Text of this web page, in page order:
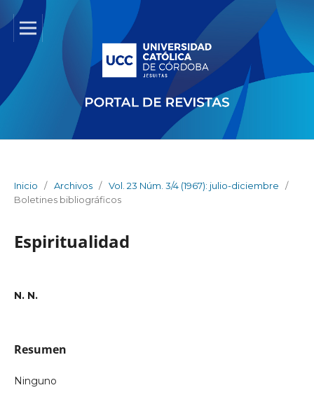
Inicio / Archivos / Vol. 23 Núm. 3/4 (1967): julio-diciembre
/
Boletines bibliográficos
Espiritualidad
N. N.
Resumen
Ninguno